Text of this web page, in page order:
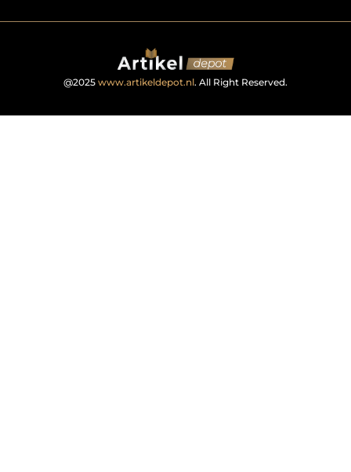
@2025 www.artikeldepot.nl. All Right Reserved.